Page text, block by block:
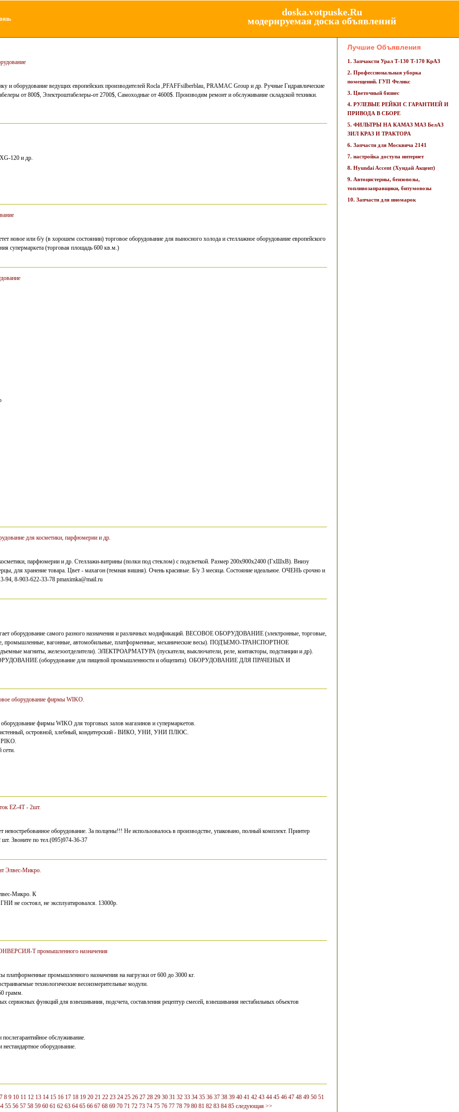
doska.votpuske.Ru
модерируемая доска объявлений
и оборудование ведущих европейских производителей Rocla ,PFAFFsilberblau, PRAMAC Group и др. Ручные Гидравлические
от 800$, Электроштабелеры-от 2700$, Самоходные от 4600$. Производим ремонт и обслуживание складской техники.
120 и др.
новое или б/у (в хорошем состоянии) торговое оборудование для выносного холода и стеллажное оборудование европейского
супермаркета (торговая площадь 600 кв.м.)
для косметики, парфюмерии и др.
парфюмерии и др. Стеллажи-витрины (полки под стеклом) с подсветкой. Размер 200х900х2400 (ГхШхВ). Внизу
для хранение товара. Цвет - махагон (темная вишня). Очень красивые. Б/у 3 месяца. Состояние идеальное. ОЧЕНЬ срочно и
8-903-622-33-78 pmaximka@mail.ru
оборудование самого разного назначения и различных модификаций. ВЕСОВОЕ ОБОРУДОВАНИЕ (электронные, торговые,
промышленные, вагонные, автомобильные, платформенные, механические весы). ПОДЪЕМО-ТРАНСПОРТНОЕ
магниты, железоотделители). ЭЛЕКТРОАРМАТУРА (пускатели, выключатели, реле, контакторы, подстанции и др).
(оборудование для пищевой промышленности и общепита). ОБОРУДОВАНИЕ ДЛЯ ПРАЧЕНЫХ И
оборудование фирмы WIKO.
фирмы WIKO для торговых залов магазинов и супермаркетов.
островной, хлебный, кондитерский - ВИКО, УНИ, УНИ ПЛЮС.
сети.
EZ-4T - 2шт.
невостребованное оборудование. За полцены!!! Не использовалось в производстве, упаковано, полный комплект. Принтер
Звоните по тел.(095)974-36-37
Элвес-Микро.
Микро. К
не состоял, не эксплуатировался. 13000р.
Т промышленного назначения
платформенные промышленного назначения на нагрузки от 600 до 3000 кг.
технологические весоизмерительные модули.
грамм.
сервисных функций для взвешивания, подсчета, составления рецептур смесей, взвешивания нестабильных объектов
обслуживание.
оборудование.
7 8 9 10 11 12 13 14 15 16 17 18 19 20 21 22 23 24 25 26 27 28 29 30 31 32 33 34 35 36 37 38 39 40 41 42 43 44 45 46 47 48 49 50 51
55 56 57 58 59 60 61 62 63 64 65 66 67 68 69 70 71 72 73 74 75 76 77 78 79 80 81 82 83 84 85 следующая >>
Лучшие Объявления
1. Запчаксти Урал Т-130 Т-170 КрАЗ
2. Профессиональная уборка
помещений. ГУП Феликс
3. Цветочный бизнес
4. РУЛЕВЫЕ РЕЙКИ С ГАРАНТИЕЙ И
ПРИВОДА В СБОРЕ
5. ФИЛЬТРЫ НА КАМАЗ МАЗ БелАЗ
ЗИЛ КРАЗ И ТРАКТОРА
6. Запчасти для Москвича 2141
7. настройка доступа интернет
8. Hyundai Accent (Хундай Акцент)
9. Автоцистерны, бензовозы,
топливозаправщики, битумовозы
10. Запчасти для иномарок